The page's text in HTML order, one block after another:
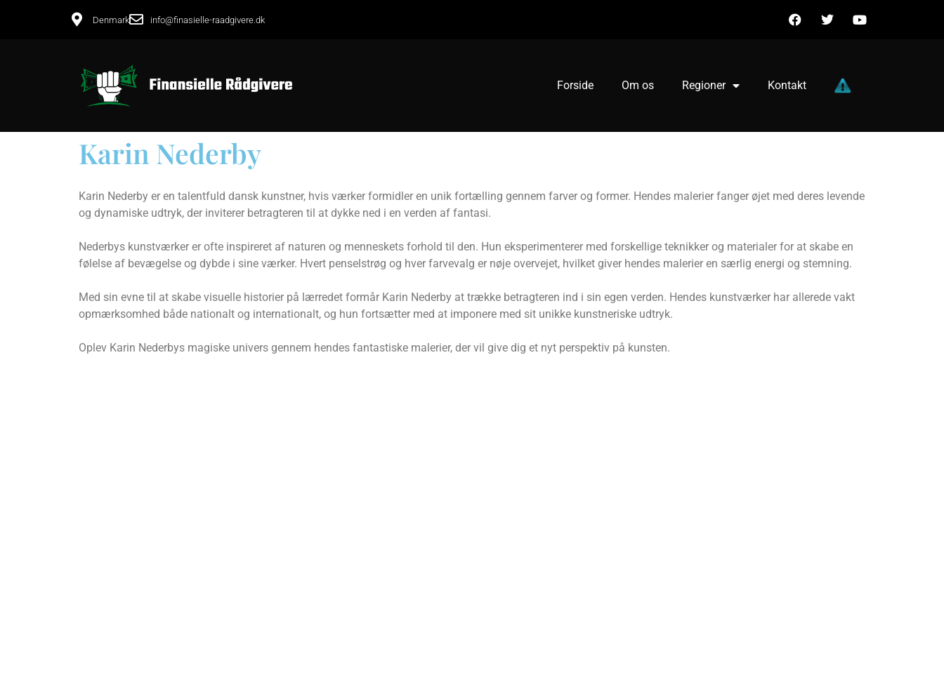
Denmark info@finasielle-raadgivere.dk
Forside Om os Regioner Kontakt
Karin Nederby
Karin Nederby er en talentfuld dansk kunstner, hvis værker formidler en unik fortælling gennem farver og former. Hendes malerier fanger øjet med deres levende
og dynamiske udtryk, der inviterer betragteren til at dykke ned i en verden af fantasi.
Nederbys kunstværker er ofte inspireret af naturen og menneskets forhold til den. Hun eksperimenterer med forskellige teknikker og materialer for at skabe en
følelse af bevægelse og dybde i sine værker. Hvert penselstrøg og hver farvevalg er nøje overvejet, hvilket giver hendes malerier en særlig energi og stemning.
Med sin evne til at skabe visuelle historier på lærredet formår Karin Nederby at trække betragteren ind i sin egen verden. Hendes kunstværker har allerede vakt
opmærksomhed både nationalt og internationalt, og hun fortsætter med at imponere med sit unikke kunstneriske udtryk.
Oplev Karin Nederbys magiske univers gennem hendes fantastiske malerier, der vil give dig et nyt perspektiv på kunsten.